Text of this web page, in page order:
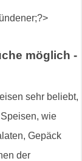
möglich -
sehr beliebt,
wie
Gepäck
der